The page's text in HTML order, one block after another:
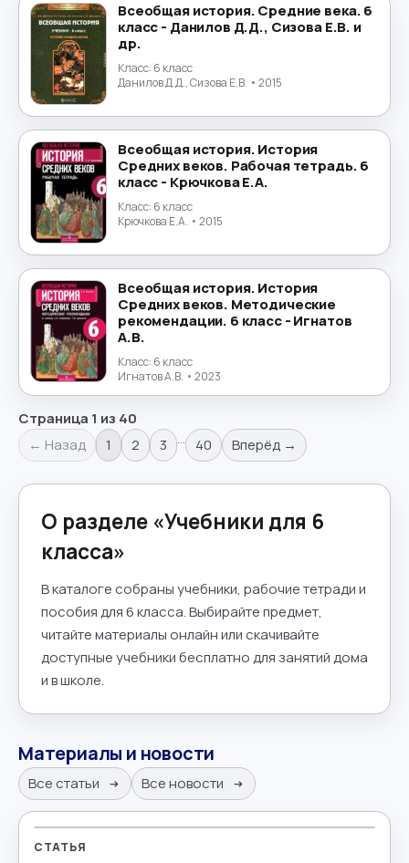
Всеобщая история. Средние века. 6
класс - Данилов Д.Д., Сизова Е.В. и
др.
Класс: 6 класс
Данилов Д.Д., Сизова Е.В. • 2015
Всеобщая история. История
Средних веков. Рабочая тетрадь. 6
класс - Крючкова Е.А.
Класс: 6 класс
Крючкова Е.А. • 2015
Всеобщая история. История
Средних веков. Методические
рекомендации. 6 класс - Игнатов
А.В.
Класс: 6 класс
Игнатов А.В. • 2023
Страница 1 из 40
← Назад
1 2 3 … 40 Вперёд →
О разделе «Учебники для 6
класса»
В каталоге собраны учебники, рабочие тетради и
пособия для 6 класса. Выбирайте предмет,
читайте материалы онлайн или скачивайте
доступные учебники бесплатно для занятий дома
и в школе.
Материалы и новости
Все статьи Все новости
СТАТЬЯ